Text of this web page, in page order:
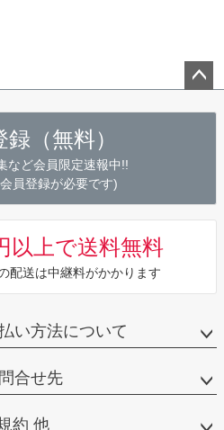
（無料）
など会員限定速報中!!
員登録が必要です)
以上で送料無料
配送は中継料がかかります
い方法について
合せ先
約 他